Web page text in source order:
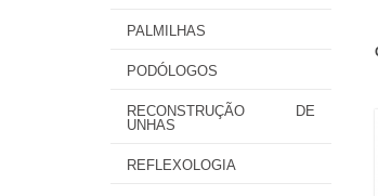
PALMILHAS
PODÓLOGOS
RECONSTRUÇÃO DE
UNHAS
REFLEXOLOGIA